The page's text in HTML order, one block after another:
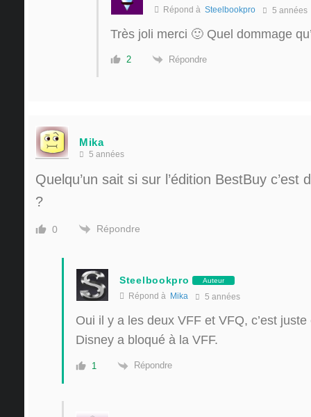
Répond à Steelbookpro 5 années
Très joli merci 🙂 Quel dommage
2 Répondre
Mika
5 années
Quelqu’un sait si sur l’édition BestBuy c’est
?
0 Répondre
Steelbookpro Auteur
Répond à Mika 5 années
Oui il y a les deux VFF et VFQ, c’est
Disney a bloqué à la VFF.
1 Répondre